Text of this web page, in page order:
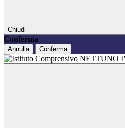
Chiudi
Conferma
Annulla Conferma